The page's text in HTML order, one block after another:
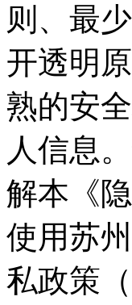
则、最
开透明
熟的安
人信息
解本《
使用苏
私政策